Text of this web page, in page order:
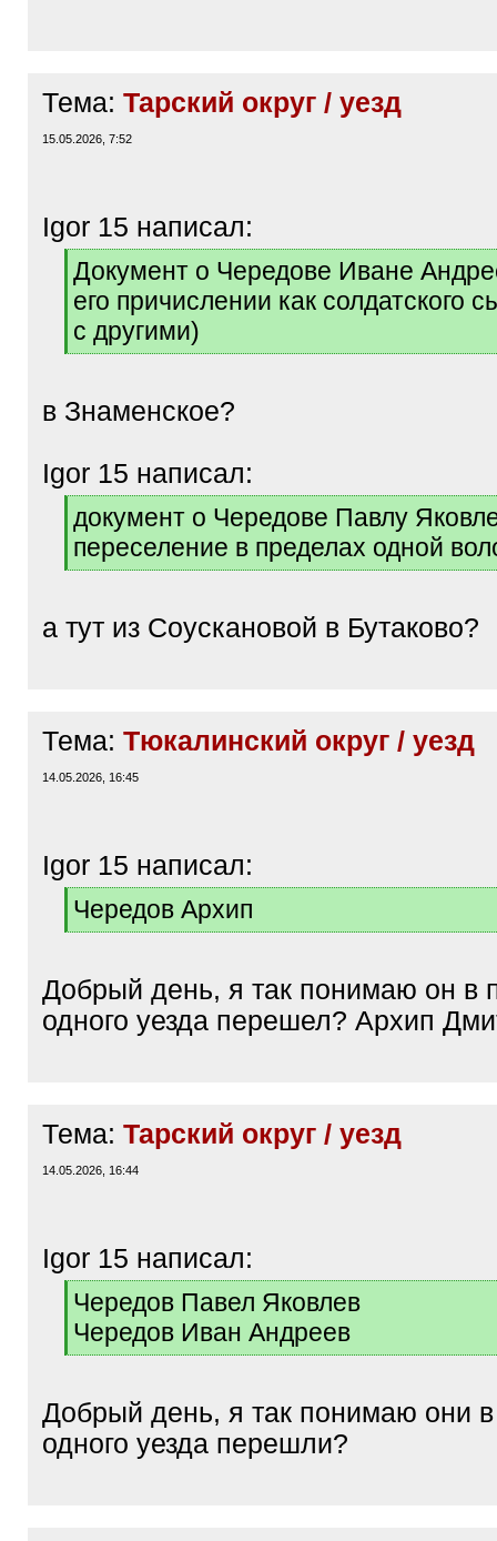
Тема: Тарский округ / уезд
15.05.2026, 7:52
Igor 15 написал:
q
]
Документ о Чередове Иване
его причислении как солдатского
с другими)
[
]
в Знаменское?
Igor 15 написал:
[
q
документ о Чередове Павлу
переселение в пределах одной
[
а тут из Соускановой в Бутаково?
Тема: Тюкалинский округ / уезд
14.05.2026, 16:45
Igor 15 написал:
[Чередов Архип
[
]
Добрый день, я так понимаю он в
одного уезда перешел? Архип
Тема: Тарский округ / уезд
14.05.2026, 16:44
Igor 15 написал:
[
]
Чередов Павел Яковлев
Чередов Иван Андреев
[
]
Добрый день, я так понимаю они
одного уезда перешли?